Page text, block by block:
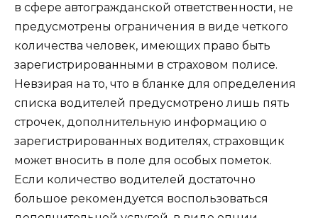
в сфере автогражданской ответственности, не
предусмотрены ограничения в виде четкого
количества человек, имеющих право быть
зарегистрированными в страховом полисе.
Невзирая на то, что в бланке для определения
списка водителей предусмотрено лишь пять
строчек, дополнительную информацию о
зарегистрированных водителях, страховщик
может вносить в поле для особых пометок.
Если количество водителей достаточно
большое рекомендуется воспользоваться